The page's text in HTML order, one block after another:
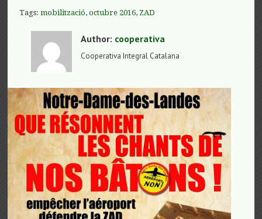
Tags:mobilització,octubre 2016, ZAD
Author: cooperativa
Cooperativa Integral Catalana